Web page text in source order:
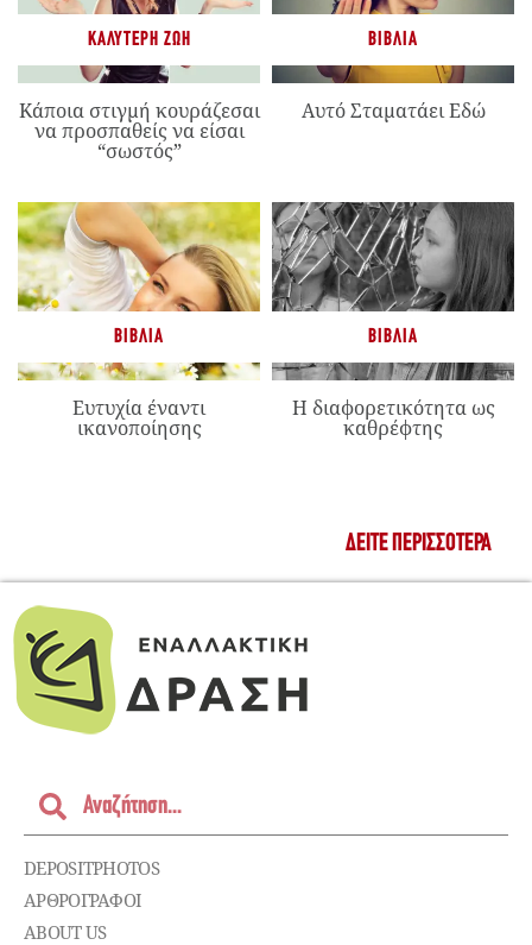
ΚΑΛΎΤΕΡΗ ΖΩΉ
Κάποια στιγμή κουράζεσαι
να προσπαθείς να είσαι
“σωστός”
ΒΙΒΛΊΑ
Αυτό Σταματάει Εδώ
ΒΙΒΛΊΑ
Ευτυχία έναντι
ικανοποίησης
ΒΙΒΛΊΑ
Η διαφορετικότητα ως
καθρέφτης
ΔΕΊΤΕ ΠΕΡΙΣΣΌΤΕΡΑ
DEPOSITPHOTOS
ΑΡΘΡΟΓΡΑΦΟΙ
ABOUT US